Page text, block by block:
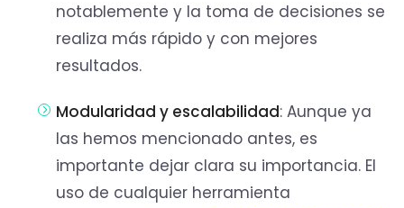
notablemente y la toma de decisiones se
realiza más rápido y con mejores
resultados.
Modularidad y escalabilidad: Aunque ya
las hemos mencionado antes, es
importante dejar clara su importancia. El
uso de cualquier herramienta